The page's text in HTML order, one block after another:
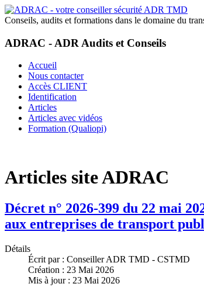
Conseils, audits et formations dans le domaine du
ADRAC - ADR Audits et Conseils
Accueil
Nous contacter
Accès CLIENT
Identification
Articles
Articles avec vidéos
Formation (Qualiopi)
Articles site ADRAC
Décret n° 2026-399 du 22 mai
aux entreprises de transport
Détails
Écrit par : Conseiller ADR TMD - CSTMD
Création : 23 Mai 2026
Mis à jour : 23 Mai 2026